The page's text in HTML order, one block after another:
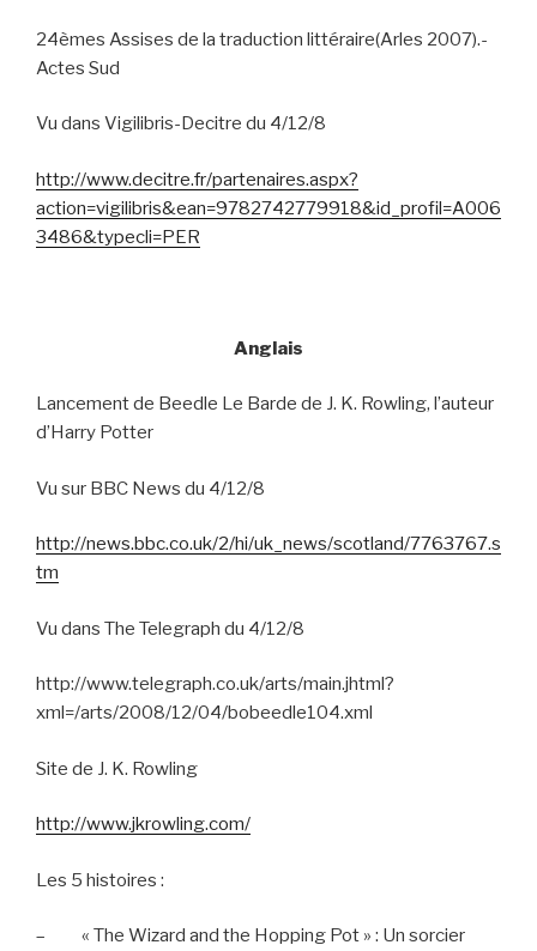
24èmes Assises de la traduction littéraire(Arles 2007).-
Actes Sud
Vu dans Vigilibris-Decitre du 4/12/8
http://www.decitre.fr/partenaires.aspx?
action=vigilibris&ean=9782742779918&id_profil=A006
3486&typecli=PER
Anglais
Lancement de Beedle Le Barde de J. K. Rowling, l’auteur
d’Harry Potter
Vu sur BBC News du 4/12/8
http://news.bbc.co.uk/2/hi/uk_news/scotland/7763767.s
tm
Vu dans The Telegraph du 4/12/8
http://www.telegraph.co.uk/arts/main.jhtml?
xml=/arts/2008/12/04/bobeedle104.xml
Site de J. K. Rowling
http://www.jkrowling.com/
Les 5 histoires :
– « The Wizard and the Hopping Pot » : Un sorcier